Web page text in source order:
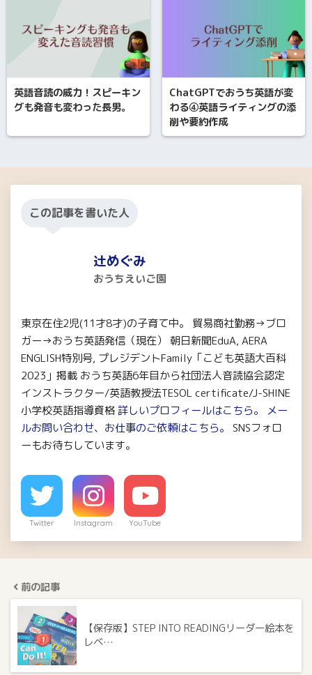
英語音読の威力！スピーキン
グも発音も変わった長男。
ChatGPTでおうち英語が変
わる④英語ライティングの添
削や要約作成
この記事を書いた人
辻めぐみ
おうちえいご園
東京在住2児(11才8才)の子育て中。 貿易商社勤務→ブロ
ガー→おうち英語発信（現在） 朝日新聞EduA, AERA
ENGLISH特別号, プレジデントFamily「こども英語大百科
2023」掲載 おうち英語6年目から社団法人音読協会認定
インストラクター/英語教授法TESOL certificate/J-SHINE
小学校英語指導資格詳しいプロフィールはこちら。
メー
ルお問い合わせ、お仕事のご依頼はこちら。
SNSフォロ
ーもお待ちしています。
Twitter Instagram YouTube
前の記事
【保存版】STEP INTO READINGリーダー絵本を
レベ…